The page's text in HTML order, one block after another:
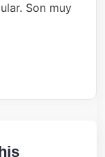
Son muy